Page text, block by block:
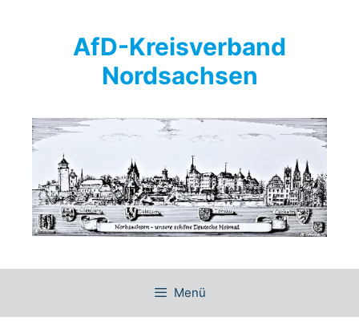
AfD-Kreisverband
Nordsachsen
Menü